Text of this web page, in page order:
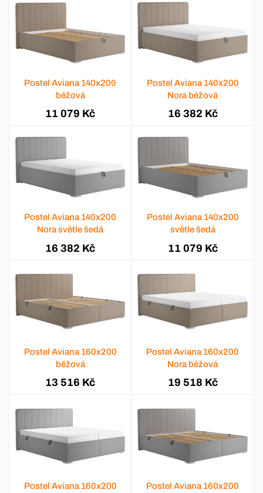
Postel Aviana 140x200
béžová
11 079 Kč
Postel Aviana 140x200
Nora béžová
16 382 Kč
Postel Aviana 140x200
Nora světle šedá
16 382 Kč
Postel Aviana 140x200
světle šedá
11 079 Kč
Postel Aviana 160x200
béžová
13 516 Kč
Postel Aviana 160x200
Nora béžová
19 518 Kč
Postel Aviana 160x200
Postel Aviana 160x200